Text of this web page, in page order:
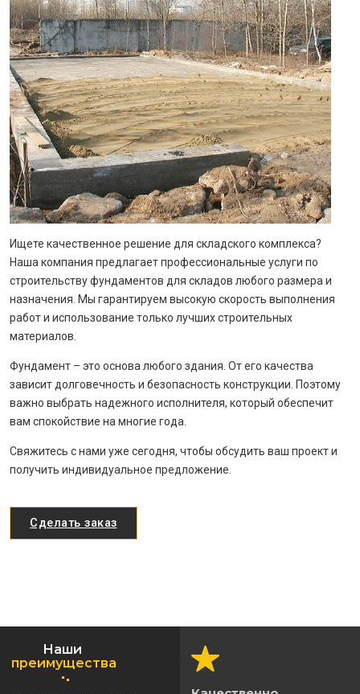
Ищете качественное решение для складского комплекса?
Наша компания предлагает профессиональные услуги по
строительству фундаментов для складов любого размера и
назначения. Мы гарантируем высокую скорость выполнения
работ и использование только лучших строительных
материалов.
Фундамент – это основа любого здания. От его качества
зависит долговечность и безопасность конструкции. Поэтому
важно выбрать надежного исполнителя, который обеспечит
вам спокойствие на многие года.
Свяжитесь с нами уже сегодня, чтобы обсудить ваш проект и
получить индивидуальное предложение.
Сделать заказ
Наши
преимущества